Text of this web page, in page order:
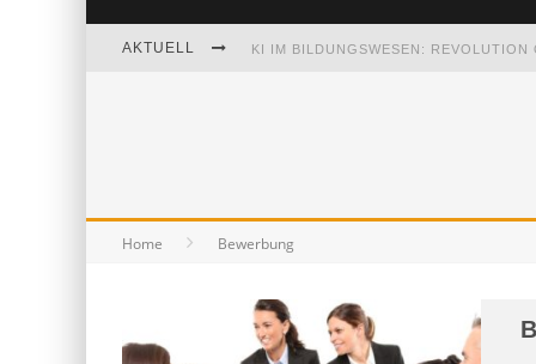
AKTUELL
Home Bewerbung